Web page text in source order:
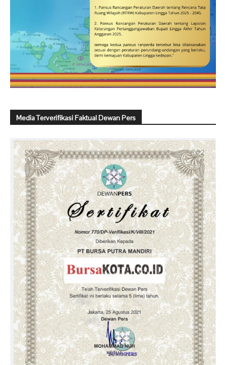
Media Terverifikasi Faktual Dewan Pers